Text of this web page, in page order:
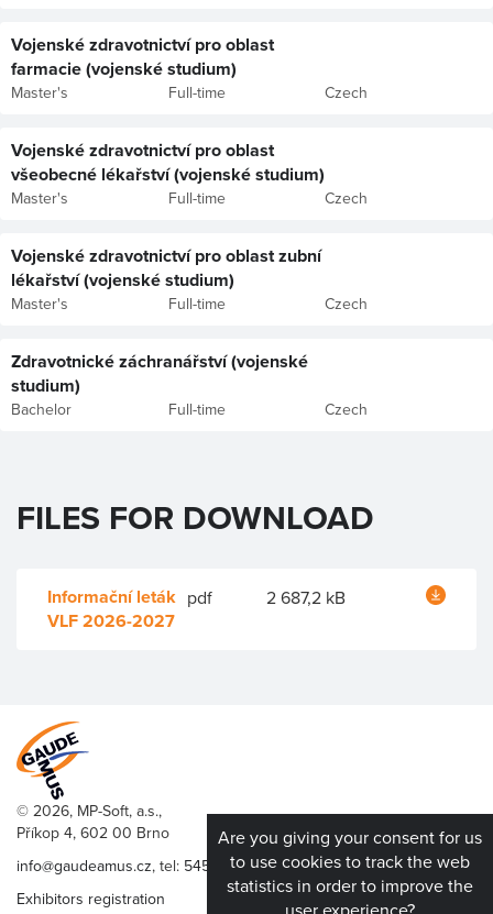
Are you giving your consent for us
to use cookies to track the web
statistics in order to improve the
Vojenské zdravotnictví pro oblast
farmacie (vojenské studium)
Master's Full-time Czech
Vojenské zdravotnictví pro oblast
všeobecné lékařství (vojenské studium)
Master's Full-time Czech
Vojenské zdravotnictví pro oblast zubní
lékařství (vojenské studium)
Master's Full-time Czech
Zdravotnické záchranářství (vojenské
studium)
Bachelor Full-time Czech
FILES FOR DOWNLOAD
Informační leták
VLF 2026-2027
pdf 2 687,2 kB
© 2026, MP-Soft, a.s.,
Příkop 4, 602 00 Brno
info@gaudeamus.cz, tel: 545 176 136
Exhibitors registration